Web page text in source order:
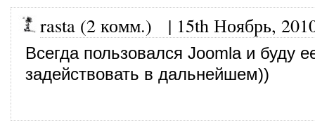
rasta (2 комм.) | 15th Ноябрь,
Всегда пользовался Joomla и буду
задействовать в дальнейшем))